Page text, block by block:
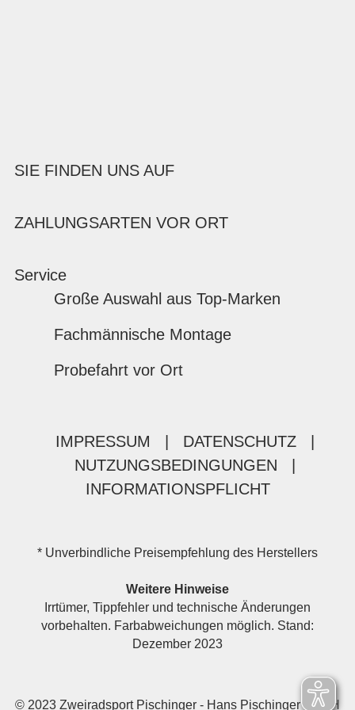
SIE FINDEN UNS AUF
ZAHLUNGSARTEN VOR ORT
Service
Große Auswahl aus Top-Marken
Fachmännische Montage
Probefahrt vor Ort
IMPRESSUM DATENSCHUTZ
NUTZUNGSBEDINGUNGEN
INFORMATIONSPFLICHT
* Unverbindliche Preisempfehlung des Herstellers
Weitere Hinweise
Irrtümer, Tippfehler und technische Änderungen
vorbehalten. Farbabweichungen möglich. Stand:
Dezember 2023
© 2023 Zweiradsport Pischinger - Hans Pischinger GmbH